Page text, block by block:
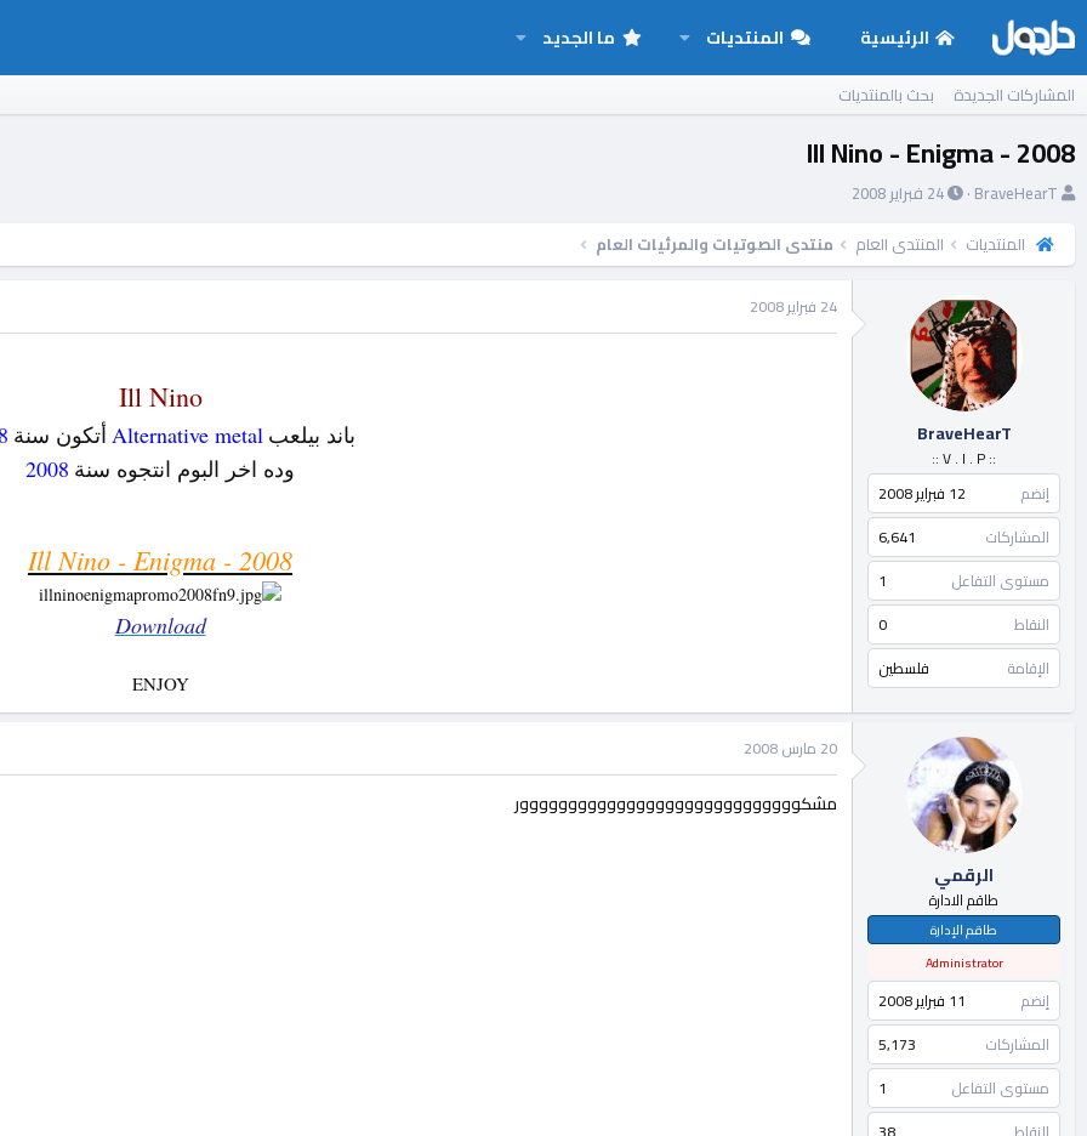
الرئيسية المنتديات ما الجديد
المشاركات الجديدة بحث بالمنتديات
Ill Nino - Enigma - 2008
ب
د
ئ
BraveHearT
ت
ر
ي
ا
ل
ب
د
ء
24 فبراير 2008
المنتديات
المنتدى العام منتدى الصوتيات والمرئيات العام
BraveHearT
:: V . I . P ::
إنضم
12 فبراير 2008
المشاركات
6,641
مستوى التفاعل
1
النقاط
0
الإقامة
فلسطين
24 فبراير 2008
Ill Nino
باند بيلعب Alternative metal أتكون سنة
وده اخر البوم انتجوه سنة 2008
Ill Nino - Enigma - 2008
Download
ENJOY​
الرقمي
طاقم الادارة
طاقم الإدارة
Administrator
إنضم
11 فبراير 2008
المشاركات
5,173
مستوى التفاعل
1
20 مارس 2008
مشكووووووووووووووووووووووووووووور